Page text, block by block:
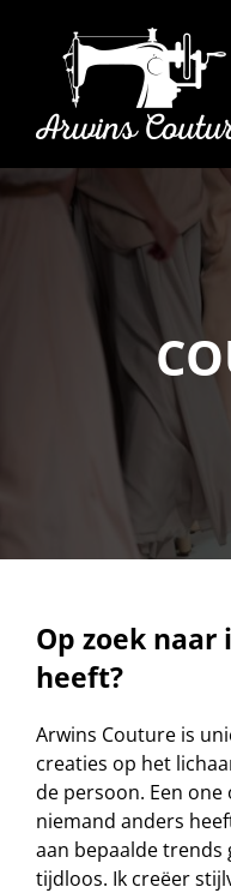
Op zoek
heeft?
Arwins Couture is
creaties op het
de persoon. Een
niemand anders
aan bepaalde
tijdloos. Ik creëer